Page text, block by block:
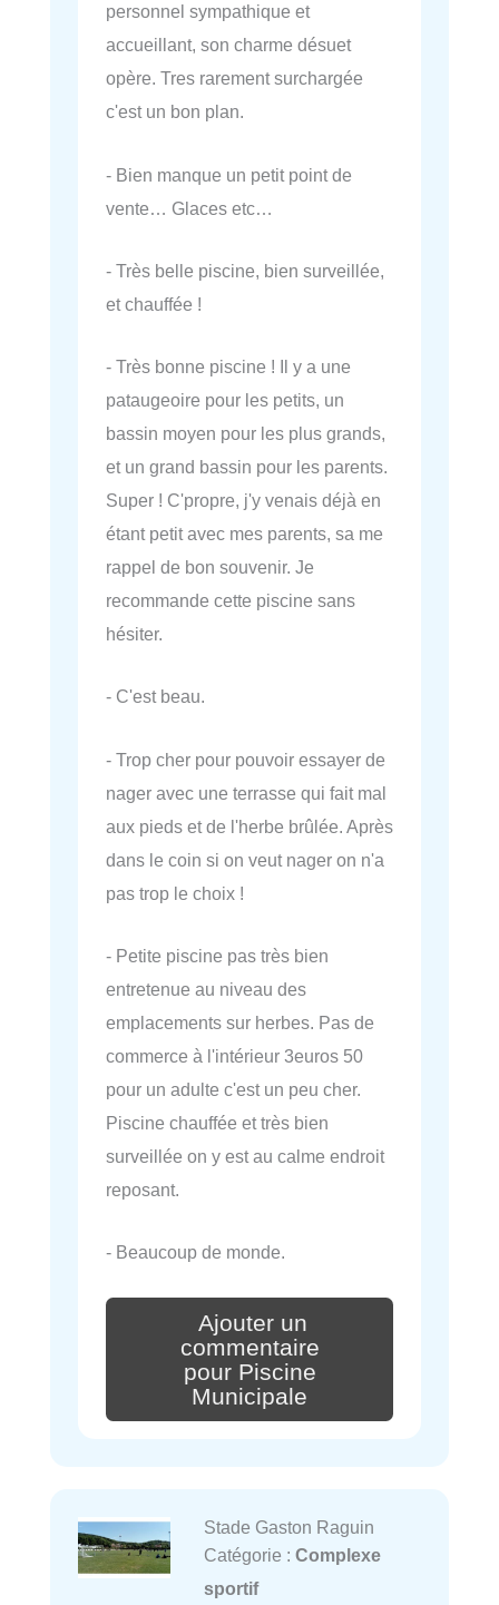
personnel sympathique et
accueillant, son charme désuet
opère. Tres rarement surchargée
c'est un bon plan.
- Bien manque un petit point de
vente… Glaces etc…
- Très belle piscine, bien surveillée,
et chauffée !
- Très bonne piscine ! Il y a une
pataugeoire pour les petits, un
bassin moyen pour les plus grands,
et un grand bassin pour les parents.
Super ! C'propre, j'y venais déjà en
étant petit avec mes parents, sa me
rappel de bon souvenir. Je
recommande cette piscine sans
hésiter.
- C'est beau.
- Trop cher pour pouvoir essayer de
nager avec une terrasse qui fait mal
aux pieds et de l'herbe brûlée. Après
dans le coin si on veut nager on n'a
pas trop le choix !
- Petite piscine pas très bien
entretenue au niveau des
emplacements sur herbes. Pas de
commerce à l'intérieur 3euros 50
pour un adulte c'est un peu cher.
Piscine chauffée et très bien
surveillée on y est au calme endroit
reposant.
- Beaucoup de monde.
Ajouter un
commentaire
pour Piscine
Municipale
Stade Gaston Raguin
Catégorie : Complexe
sportif